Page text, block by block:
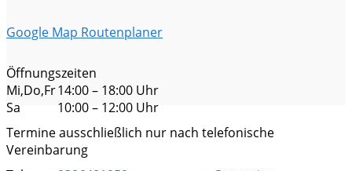
Google Map Routenplaner
Öffnungszeiten
Mi,Do,Fr
Sa
14:00 – 18:00 Uhr
10:00 – 12:00 Uhr
Termine ausschließlich nur nach telefonische
Vereinbarung